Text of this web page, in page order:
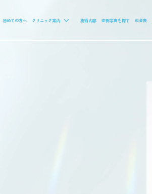
初めての方へ クリニック案内 施術内容 症例写真を探す 料金表